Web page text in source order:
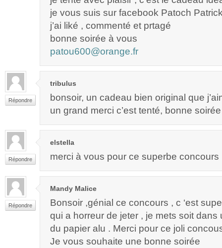
je vous suis sur facebook Patoch
j’ai liké , commenté et prtagé
bonne soirée à vous
patou600@orange.fr
Répondre
tribulus
bonsoir, un cadeau bien original que
un grand merci c’est tenté, bonne soirée
Répondre
elstella
merci à vous pour ce superbe concours
Répondre
Mandy Malice
Bonsoir ,génial ce concours , c ‘est
qui a horreur de jeter , je mets soit dans
du papier alu . Merci pour ce joli
Je vous souhaite une bonne soirée